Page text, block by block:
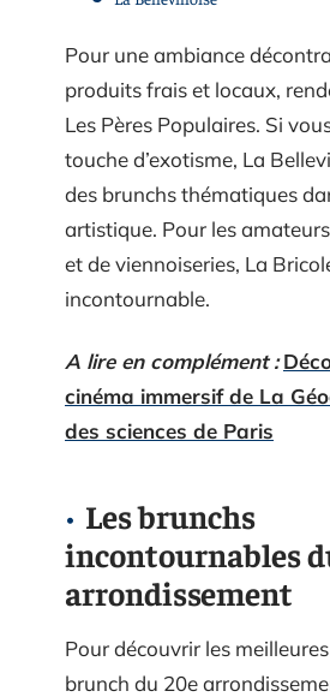
Pour une ambiance
produits frais et locaux,
Les Pères Populaires. Si
touche d’exotisme, La
des brunchs thématiques
artistique. Pour les
et de viennoiseries, La
incontournable.
A lire en complément :
cinéma immersif de La
des sciences de Paris
Les brunchs
incontournables
arrondissement
Pour découvrir les
brunch du 20e